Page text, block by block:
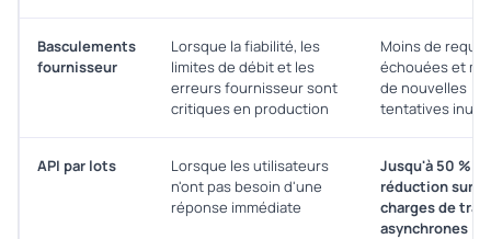
Basculements
fournisseur
Lorsque la fiabilité, les
limites de débit et les
erreurs fournisseur sont
critiques en production
Moins de
échouées et
de nouvelles
tentatives
API par lots
Lorsque les utilisateurs
n'ont pas besoin d'une
réponse immédiate
Jusqu'à 50 % de
réduction sur
charges de
asynchrones